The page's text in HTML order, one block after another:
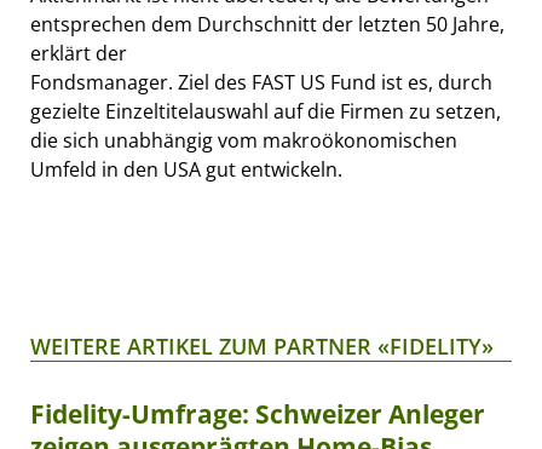
entsprechen dem Durchschnitt der letzten 50 Jahre,
erklärt der
Fondsmanager. Ziel des FAST US Fund ist es, durch
gezielte Einzeltitelauswahl auf die Firmen zu setzen,
die sich unabhängig vom makroökonomischen
Umfeld in den USA gut entwickeln.
WEITERE ARTIKEL ZUM PARTNER «FIDELITY»
Fidelity-Umfrage: Schweizer Anleger